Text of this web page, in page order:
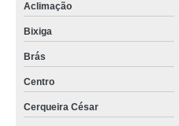
Aclimação
Bixiga
Brás
Centro
Cerqueira César